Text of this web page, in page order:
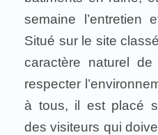
semaine l’entretien
Situé sur le site
caractère naturel
respecter
à tous, il est placé
des visiteurs qui